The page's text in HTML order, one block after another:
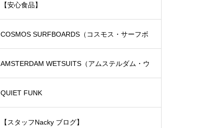
【安心食品】
COSMOS SURFBOARDS（コスモス・サーフボ
ード）
AMSTERDAM WETSUITS（アムステルダム・ウ
ェットスーツ）
QUIET FUNK
【スタッフNacky ブログ】